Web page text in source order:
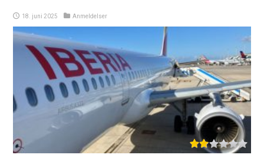
18. juni 2025 Anmeldelser